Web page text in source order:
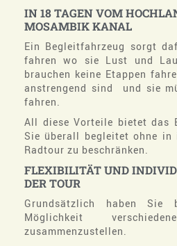
IN 18TAGENVOM
MOSAMBIKKANAL
Ein Begleitfahrzeug sorgt
fahren wo sie Lust und
brauchen keine Etappen
anstrengend sind und sie
fahren.
All diese Vorteile bietet das
Sie überall begleitet ohne in
Radtour zu beschränken.
FLEXIBILITÄTUND
DER TOUR
Grundsätzlich haben
Möglichkeit
zusammenzustellen.